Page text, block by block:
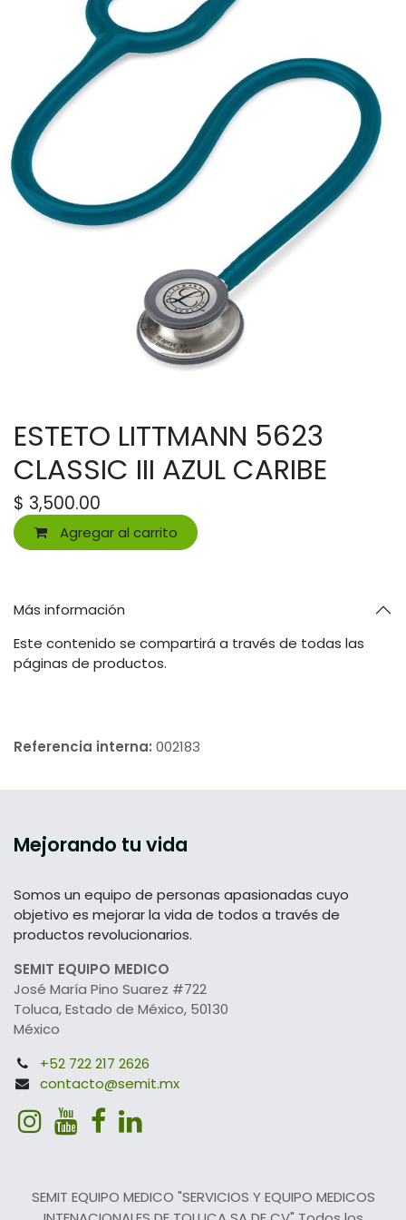
ESTETO LITTMANN 5623
CLASSIC III AZUL CARIBE
$ 3,500.00
Agregar al carrito
Más información
Este contenido se compartirá a través de todas las
páginas de productos.
Referencia interna: 002183
Mejorando tu vida
Somos un equipo de personas apasionadas cuyo
objetivo es mejorar la vida de todos a través de
productos revolucionarios.
SEMIT EQUIPO MEDICO
José María Pino Suarez #722
Toluca, Estado de México, 50130
México
+52 722 217 2626
contacto@semit.mx
SEMIT EQUIPO MEDICO "SERVICIOS Y EQUIPO MEDICOS